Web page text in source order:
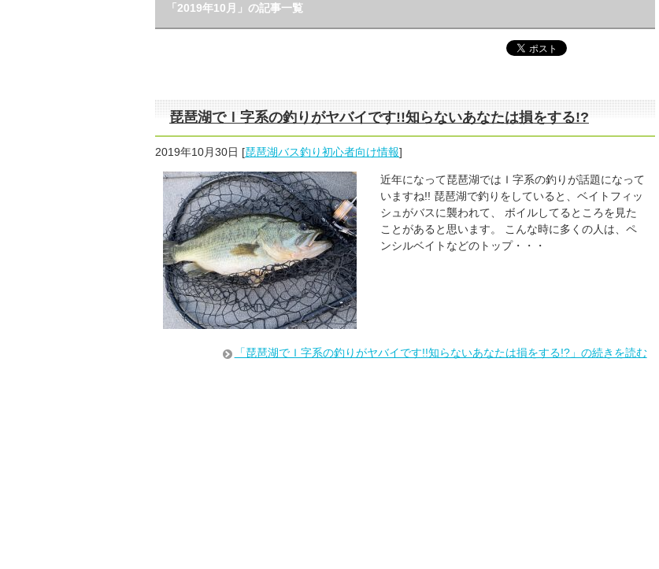
「2019年10月」の記事一覧
琵琶湖でＩ字系の釣りがヤバイです!!知らないあなたは損をする!?
2019年10月30日 [琵琶湖バス釣り初心者向け情報]
近年になって琵琶湖ではＩ字系の釣りが話題になって
いますね!! 琵琶湖で釣りをしていると、ベイトフィッ
シュがバスに襲われて、 ボイルしてるところを見た
ことがあると思います。 こんな時に多くの人は、ペ
ンシルベイトなどのトップ・・・
「琵琶湖でＩ字系の釣りがヤバイです!!知らないあなたは損をする!?」の続きを読む